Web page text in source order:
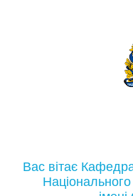
Вас вітає